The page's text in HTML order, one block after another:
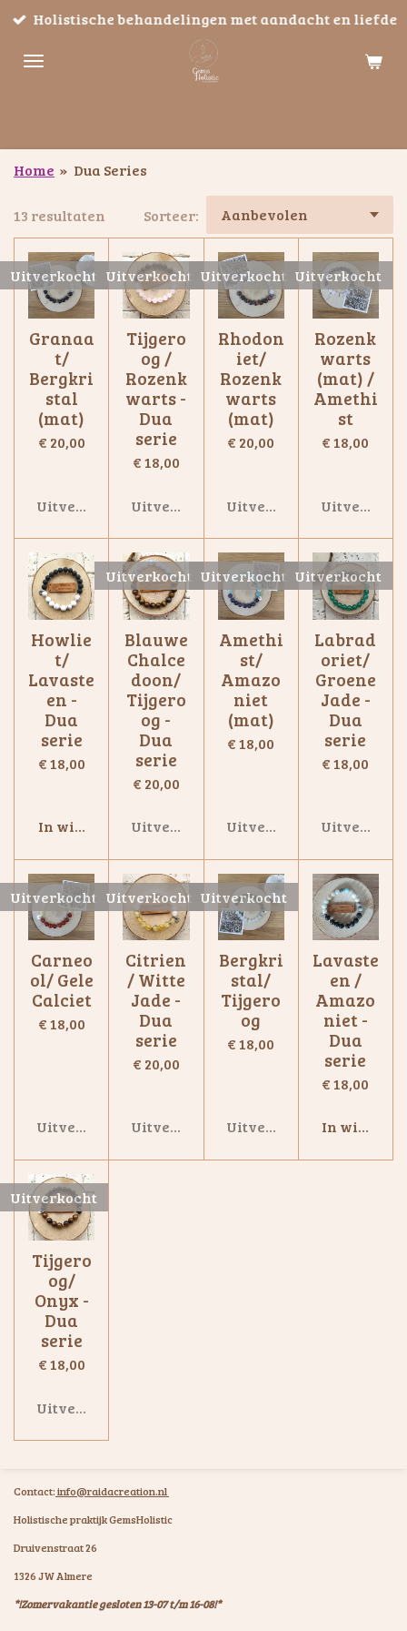
Ga
naar
Holistische behandelingen met aandacht en liefde
Home » Dua Series
13 resultaten Sorteer:
Uitverkocht
Granaa
t/
Bergkri
stal
(mat)
€ 20,00
Uitverkocht
Uitverkocht
Tijgero
og /
Rozenk
warts -
Dua
serie
€ 18,00
Uitverkocht
Uitverkocht
Rhodon
iet/
Rozenk
warts
(mat)
€ 20,00
Uitverkocht
Uitverkocht
Rozenk
warts
(mat) /
Amethi
st
€ 18,00
Uitverkocht
Howlie
t/
Lavaste
en -
Dua
serie
€ 18,00
In winkelwagen
Uitverkocht
Blauwe
Chalce
doon/
Tijgero
og -
Dua
serie
€ 20,00
Uitverkocht
Uitverkocht
Amethi
st/
Amazo
niet
(mat)
€ 18,00
Uitverkocht
Uitverkocht
Labrad
oriet/
Groene
Jade -
Dua
serie
€ 18,00
Uitverkocht
Uitverkocht
Carneo
ol/ Gele
Calciet
€ 18,00
Uitverkocht
Uitverkocht
Citrien
/ Witte
Jade -
Dua
serie
€ 20,00
Uitverkocht
Uitverkocht
Bergkri
stal/
Tijgero
og
€ 18,00
Uitverkocht
Lavaste
en /
Amazo
niet -
Dua
serie
€ 18,00
In
Uitverkocht
Tijgero
og/
Onyx -
Dua
serie
€ 18,00
Uitverkocht
Contact:info@raidacreation.nl
Holistische praktijk GemsHolistic
Druivenstraat 26
1326 JW Almere
*!Zomervakantie gesloten 13-07 t/m 16-08!*